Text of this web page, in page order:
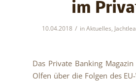
im
10.04.2018 / inAktuelles,
Das Private Banking
Olfen über die Folgen des